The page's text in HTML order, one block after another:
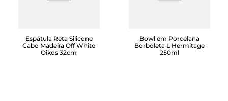
Espátula Reta Silicone
Cabo Madeira Off White
Oikos 32cm
Bowl em Porcelana
Borboleta L Hermitage
250ml